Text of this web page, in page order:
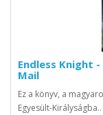
Endless Knight
Mail
Ez a könyv, a
Egyesült-Királyságba..